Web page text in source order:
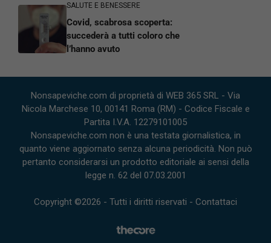
SALUTE E BENESSERE
Covid, scabrosa scoperta:
succederà a tutti coloro che
l’hanno avuto
Nonsapeviche.com di proprietà di WEB 365 SRL - Via
Nicola Marchese 10, 00141 Roma (RM) - Codice Fiscale e
Partita I.V.A. 12279101005
Nonsapeviche.com non è una testata giornalistica, in
quanto viene aggiornato senza alcuna periodicità. Non può
pertanto considerarsi un prodotto editoriale ai sensi della
legge n. 62 del 07.03.2001
Copyright ©2026 - Tutti i diritti riservati - Contattaci